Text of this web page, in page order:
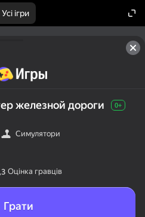
Усі ігри
железной дороги 0+
Симулятори
Оцінка гравців
Грати